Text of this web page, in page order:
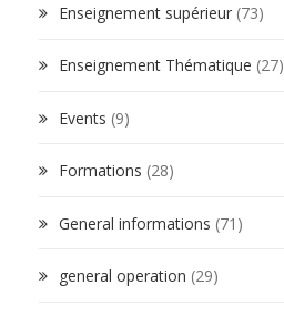
Enseignement supérieur (73)
Enseignement Thématique (27)
Events (9)
Formations (28)
General informations (71)
general operation (29)